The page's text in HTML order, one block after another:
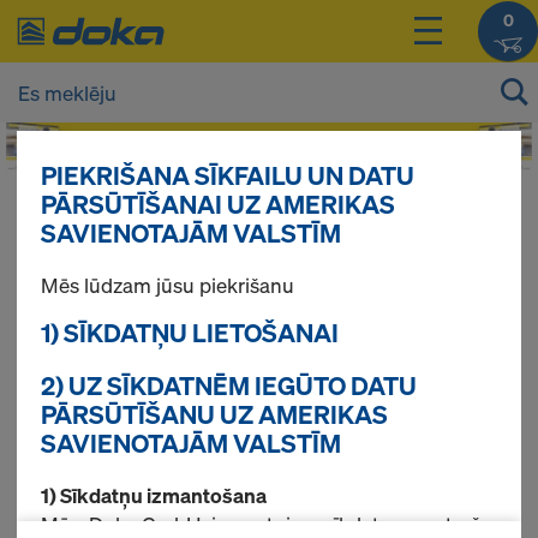
0
Jūsu produktu cenas Jūs varat redzēt
pieslēdzoties.
Aizsargmargas
Atrasti 2 produkti
Pirktākās preces
PIEKRIŠANA SĪKFAILU UN DATU
PĀRSŪTĪŠANAI UZ AMERIKAS
SAVIENOTAJĀM VALSTĪM
Mēs lūdzam jūsu piekrišanu
1) SĪKDATŅU LIETOŠANAI
2) UZ SĪKDATNĒM IEGŪTO DATU
PĀRSŪTĪŠANU UZ AMERIKAS
SAVIENOTAJĀM VALSTĪM
1) Sīkdatņu izmantošana
Mēs, Doka GmbH, izmantojam sīkdatnes un trešo